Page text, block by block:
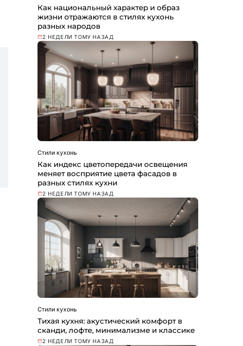
Как национальный характер и образ
жизни отражаются в стилях кухонь
разных народов
2 НЕДЕЛИ ТОМУ НАЗАД
Стили кухонь
Как индекс цветопередачи освещения
меняет восприятие цвета фасадов в
разных стилях кухни
2 НЕДЕЛИ ТОМУ НАЗАД
Стили кухонь
Тихая кухня: акустический комфорт в
сканди, лофте, минимализме и классике
2 НЕДЕЛИ ТОМУ НАЗАД